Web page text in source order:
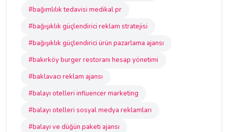
#bağımlılık tedavisi medikal pr
#bağışıklık güçlendirici reklam stratejisi
#bağışıklık güçlendirici ürün pazarlama ajansı
#bakırköy burger restoranı hesap yönetimi
#baklavacı reklam ajansı
#balayı otelleri influencer marketing
#balayı otelleri sosyal medya reklamları
#balayı ve düğün paketi ajansı